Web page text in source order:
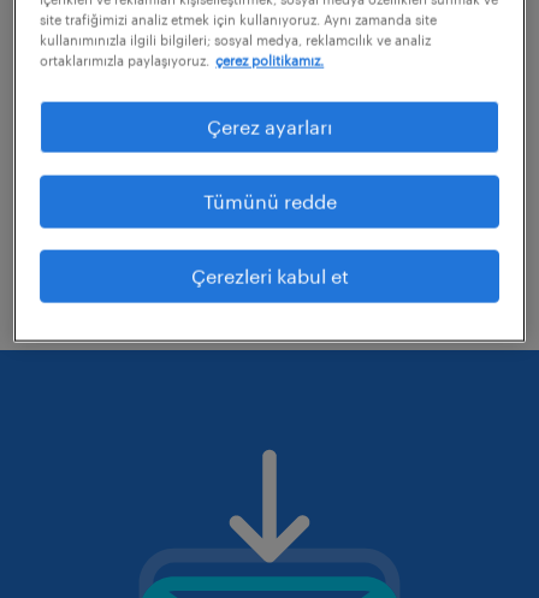
uyguladığınız bazı filtreleri kaldırmayı
değerlendirebilirsiniz
Aramanıza uzmanlık alanlarını düzelterek
tekrar deneyin.
Belirli bir konumdaki işleri mi aradınız?
Mesafeyi genişletmeyi düşünün.
site trafiğimizi analiz etmek için kullanıyoruz. Aynı zamanda site
kullanımınızla ilgili bilgileri; sosyal medya, reklamcılık ve analiz
ortaklarımızla paylaşıyoruz. çerez politikamız.
Çerez ayarları
Tümünü redde
Çerezleri kabul et